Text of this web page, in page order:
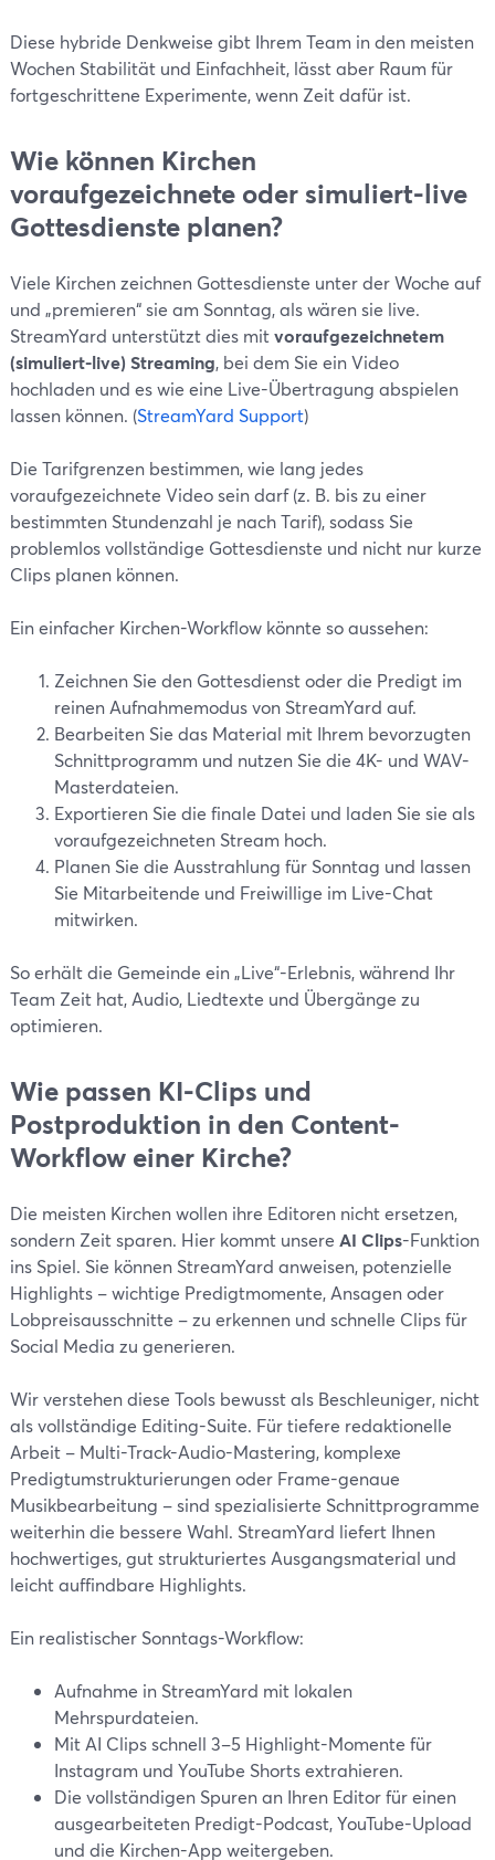
Diese hybride Denkweise gibt Ihrem Team in den meisten
Wochen Stabilität und Einfachheit, lässt aber Raum für
fortgeschrittene Experimente, wenn Zeit dafür ist.
Wie können Kirchen
voraufgezeichnete oder simuliert-live
Gottesdienste planen?
Viele Kirchen zeichnen Gottesdienste unter der Woche auf
und „premieren“ sie am Sonntag, als wären sie live.
StreamYard unterstützt dies mitvoraufgezeichnetem
(simuliert-live) Streaming, bei dem Sie ein Video
hochladen und es wie eine Live-Übertragung abspielen
lassen können. (StreamYard Support)
Die Tarifgrenzen bestimmen, wie lang jedes
voraufgezeichnete Video sein darf (z. B. bis zu einer
bestimmten Stundenzahl je nach Tarif), sodass Sie
problemlos vollständige Gottesdienste und nicht nur kurze
Clips planen können.
Ein einfacher Kirchen-Workflow könnte so aussehen:
Zeichnen Sie den Gottesdienst oder die Predigt im
reinen Aufnahmemodus von StreamYard auf.
Bearbeiten Sie das Material mit Ihrem bevorzugten
Schnittprogramm und nutzen Sie die 4K- und WAV-
Masterdateien.
Exportieren Sie die finale Datei und laden Sie sie als
voraufgezeichneten Stream hoch.
Planen Sie die Ausstrahlung für Sonntag und lassen
Sie Mitarbeitende und Freiwillige im Live-Chat
mitwirken.
So erhält die Gemeinde ein „Live“-Erlebnis, während Ihr
Team Zeit hat, Audio, Liedtexte und Übergänge zu
optimieren.
Wie passen KI-Clips und
Postproduktion in den Content-
Workflow einer Kirche?
Die meisten Kirchen wollen ihre Editoren nicht ersetzen,
sondern Zeit sparen. Hier kommt unsere AI Clips-Funktion
ins Spiel. Sie können StreamYard anweisen, potenzielle
Highlights – wichtige Predigtmomente, Ansagen oder
Lobpreisausschnitte – zu erkennen und schnelle Clips für
Social Media zu generieren.
Wir verstehen diese Tools bewusst als Beschleuniger, nicht
als vollständige Editing-Suite. Für tiefere redaktionelle
Arbeit – Multi-Track-Audio-Mastering, komplexe
Predigtumstrukturierungen oder Frame-genaue
Musikbearbeitung – sind spezialisierte Schnittprogramme
weiterhin die bessere Wahl. StreamYard liefert Ihnen
hochwertiges, gut strukturiertes Ausgangsmaterial und
leicht auffindbare Highlights.
Ein realistischer Sonntags-Workflow:
Aufnahme in StreamYard mit lokalen
Mehrspurdateien.
Mit AI Clips schnell 3–5 Highlight-Momente für
Instagram und YouTube Shorts extrahieren.
Die vollständigen Spuren an Ihren Editor für einen
ausgearbeiteten Predigt-Podcast, YouTube-Upload
und die Kirchen-App weitergeben.